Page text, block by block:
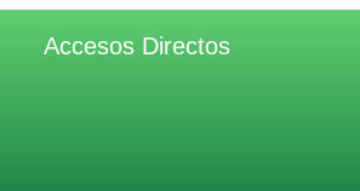
Accesos Directos